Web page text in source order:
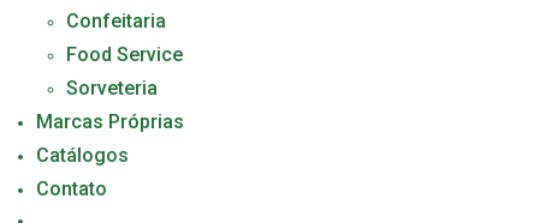
Confeitaria
Food Service
Sorveteria
Marcas Próprias
Catálogos
Contato